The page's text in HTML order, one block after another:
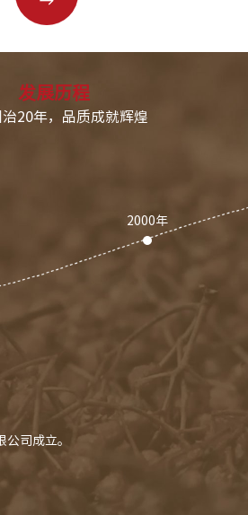
发展历程
治20年，品质成就辉煌
2000年
公司成立。